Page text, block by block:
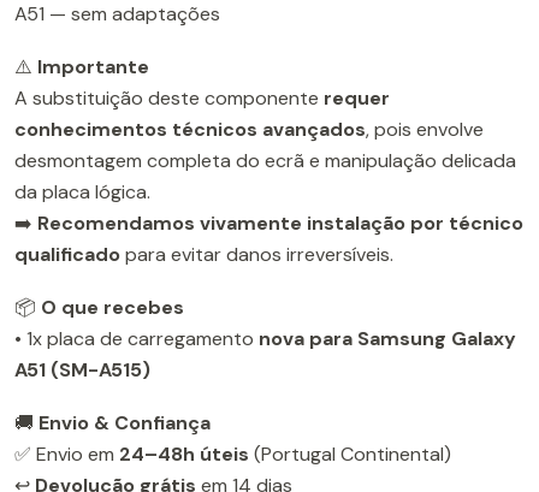
A51 — sem adaptações
⚠️ Importante
A substituição deste componente requer
conhecimentos técnicos avançados, pois envolve
desmontagem completa do ecrã e manipulação delicada
da placa lógica.
➡️ Recomendamos vivamente instalação por técnico
qualificadopara evitar danos irreversíveis.
📦 O que recebes
• 1x placa de carregamento nova para Samsung Galaxy
A51 (SM-A515)
🚚 Envio & Confiança
✅ Envio em 24–48h úteis (Portugal Continental)
↩️ Devolução grátis em 14 dias